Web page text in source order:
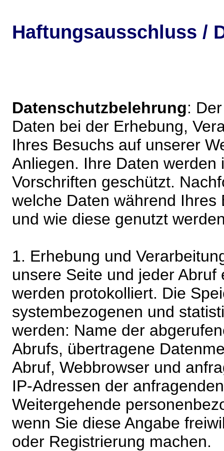
Haftungsausschluss /
Datenschutzbelehrung:
Daten bei der Erhebung,
Ihres Besuchs auf unserer
Anliegen. Ihre Daten
Vorschriften geschützt.
welche Daten während
und wie diese genutzt
1. Erhebung und
unsere Seite und jeder
werden protokolliert. Die
systembezogenen und
werden: Name der
Abrufs, übertragene
Abruf, Webbrowser und
IP-Adressen der
Weitergehende
wenn Sie diese Angabe
oder Registrierung machen.